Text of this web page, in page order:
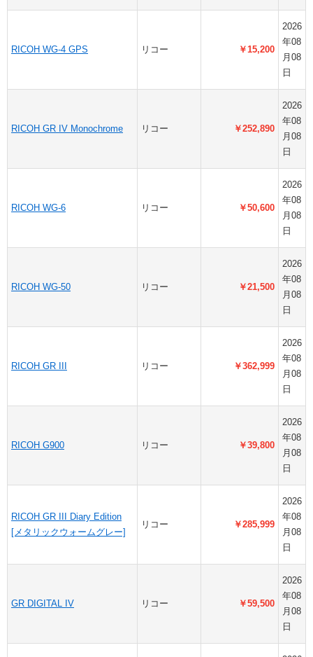
RICOH WG-4 GPS リコー ￥15,200
2026
年08
月08
日
RICOH GR IV Monochrome リコー ￥252,890
2026
年08
月08
日
RICOH WG-6 リコー ￥50,600
2026
年08
月08
日
RICOH WG-50 リコー ￥21,500
2026
年08
月08
日
RICOH GR III リコー ￥362,999
2026
年08
月08
日
RICOH G900 リコー ￥39,800
2026
年08
月08
日
RICOH GR III Diary Edition
[メタリックウォームグレー]
リコー ￥285,999
2026
年08
月08
日
GR DIGITAL IV リコー ￥59,500
2026
年08
月08
日